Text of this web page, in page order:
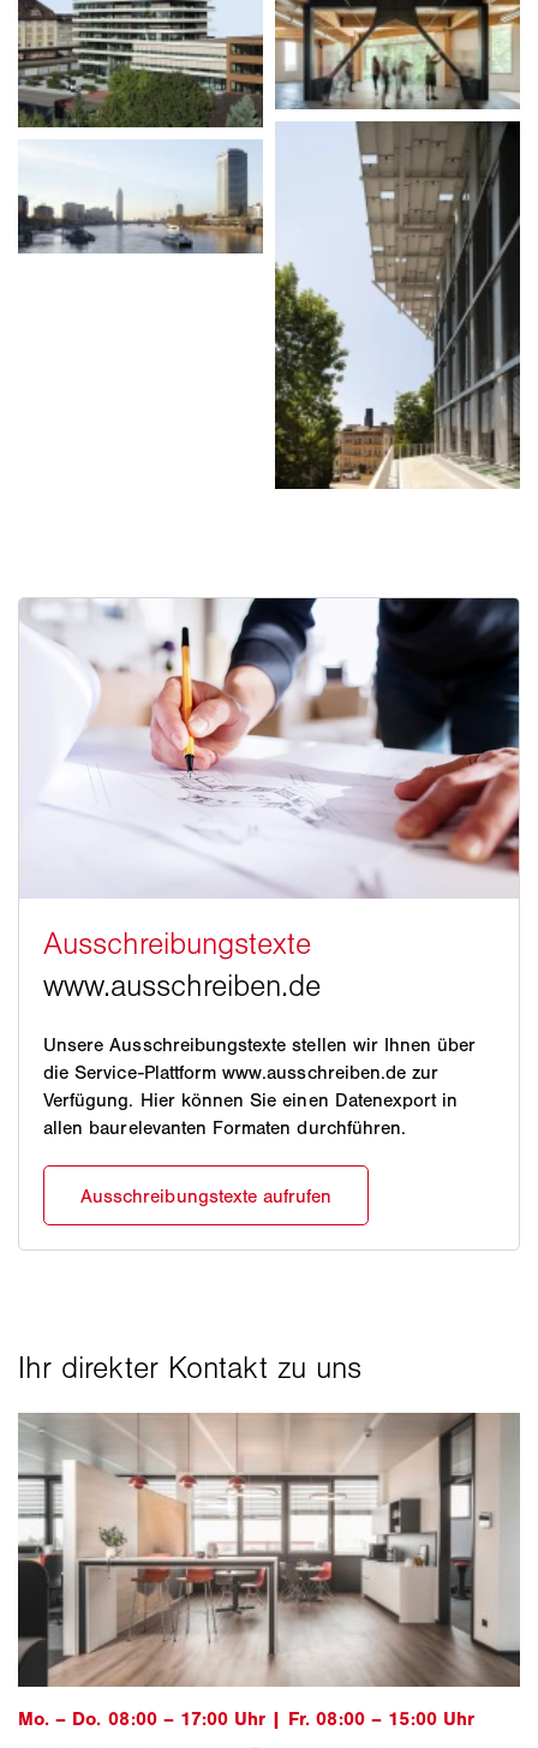
Unsere Ausschreibungstexte stellen wir Ihnen über
die Service-Plattform www.ausschreiben.de zur
Verfügung. Hier können Sie einen Datenexport in
allen baurelevanten Formaten durchführen.